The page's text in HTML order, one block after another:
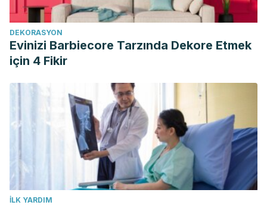
DEKORASYON
Evinizi Barbiecore Tarzında Dekore Etmek
için 4 Fikir
İLK YARDIM